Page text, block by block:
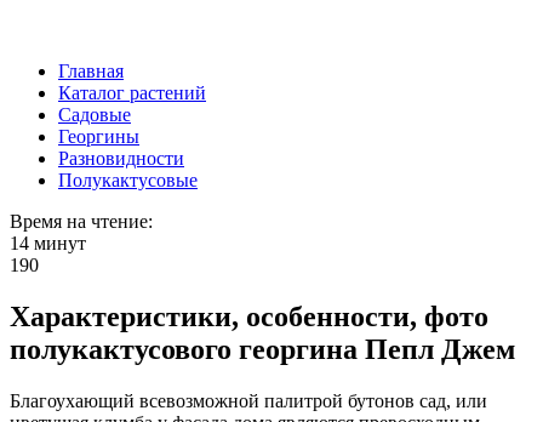
Главная
Каталог растений
Садовые
Георгины
Разновидности
Полукактусовые
Время на чтение:
14 минут
190
Характеристики, особенности, фото
полукактусового георгина Пепл Джем
Благоухающий всевозможной палитрой бутонов сад, или